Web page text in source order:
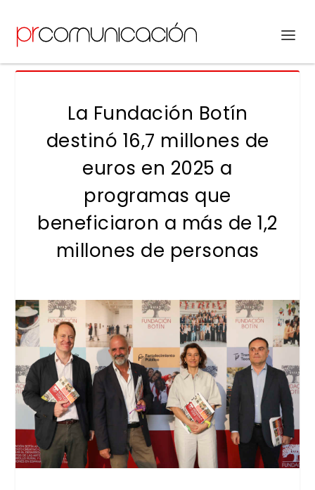
La Fundación Botín
destinó 16,7 millones de
euros en 2025 a
programas que
beneficiaron a más de 1,2
millones de personas